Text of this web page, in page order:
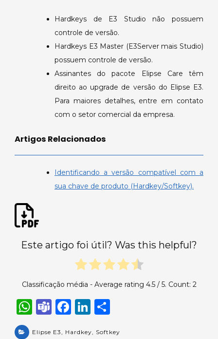
Hardkeys de E3 Studio não possuem
controle de versão.
Hardkeys E3 Master (E3Server mais Studio)
possuem controle de versão.
Assinantes do pacote Elipse Care têm
direito ao upgrade de versão do Elipse E3.
Para maiores detalhes, entre em contato
com o setor comercial da empresa.
Artigos Relacionados
Identificando a versão compatível com a
sua chave de produto (Hardkey/Softkey).
Este artigo foi útil? Was this helpful?
Classificação média - Average rating 4.5/ 5. Count: 2
W T
F
Li
Elipse E3, Hardkey, Softkey